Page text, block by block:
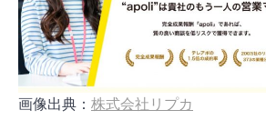
画像出典： 株式会社リプカ